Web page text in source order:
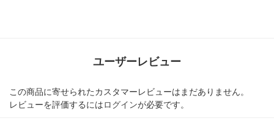
ユーザーレビュー
この商品に寄せられたカスタマーレビューはまだありません。
レビューを評価するにはログインが必要です。